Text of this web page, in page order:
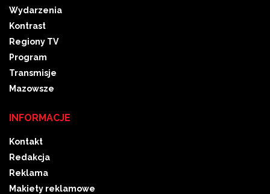
Wydarzenia
Kontrast
Regiony TV
Program
Transmisje
Mazowsze
INFORMACJE
Kontakt
Redakcja
Reklama
Makiety reklamowe